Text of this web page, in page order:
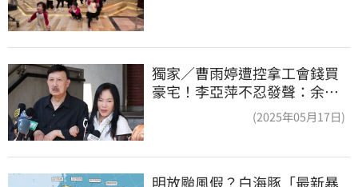
獨家／曹雨婷遭控拿工會錢買
豪宅！李亞萍不忍發聲：余天
(2025年05月17日)
明放颱風假？白海豚「最新暴